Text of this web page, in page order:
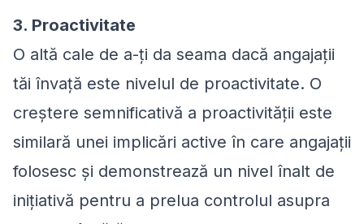
3. Proactivitate
O altă cale de a-ți da seama dacă angajații
tăi învață este nivelul de proactivitate. O
creștere semnificativă a proactivității este
similară unei implicări active în care angajații
folosesc și demonstrează un nivel înalt de
inițiativă pentru a prelua controlul asupra